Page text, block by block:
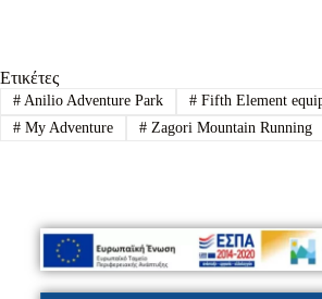
Ετικέτες
#Anilio Adventure Park #Fifth Element
#My Adventure #Zagori Mountain Running